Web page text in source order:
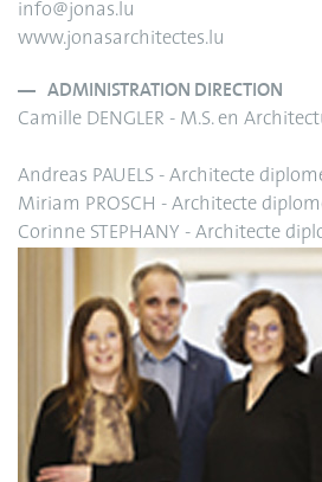
info@jonas.lu
www.jonasarchitectes.lu
ADMINISTRATION DIRECTION
Camille DENGLER - M.S. en
Andreas PAUELS - Architecte
Miriam PROSCH - Architecte
Corinne STEPHANY - Architecte